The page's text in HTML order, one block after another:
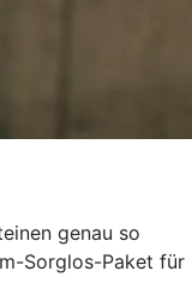
genau so
Sorglos-Paket für